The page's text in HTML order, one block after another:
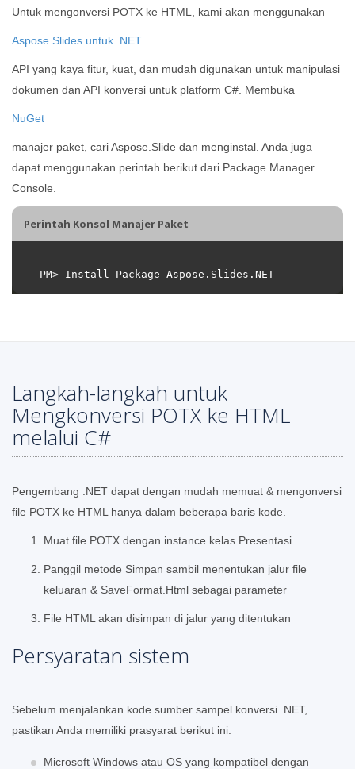
Untuk mengonversi POTX ke HTML, kami akan menggunakan
Aspose.Slides untuk .NET
API yang kaya fitur, kuat, dan mudah digunakan untuk manipulasi
dokumen dan API konversi untuk platform C#. Membuka
NuGet
manajer paket, cari Aspose.Slide dan menginstal. Anda juga
dapat menggunakan perintah berikut dari Package Manager
Console.
Perintah Konsol Manajer Paket
Langkah-langkah untuk
Mengkonversi POTX ke HTML
melalui C#
Pengembang .NET dapat dengan mudah memuat & mengonversi
file POTX ke HTML hanya dalam beberapa baris kode.
Muat file POTX dengan instance kelas Presentasi
Panggil metode Simpan sambil menentukan jalur file
keluaran & SaveFormat.Html sebagai parameter
File HTML akan disimpan di jalur yang ditentukan
Persyaratan sistem
Sebelum menjalankan kode sumber sampel konversi .NET,
pastikan Anda memiliki prasyarat berikut ini.
Microsoft Windows atau OS yang kompatibel dengan